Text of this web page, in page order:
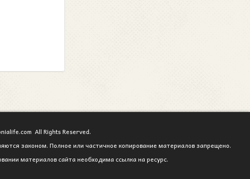
All Rights Reserved.
законом. Полное или частичное копирование материалов запрещено.
материалов сайта необходима ссылка на ресурс.